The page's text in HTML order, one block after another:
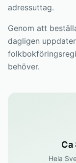
adressuttag.
Genom att
dagligen
behöver.
Ca
Hela